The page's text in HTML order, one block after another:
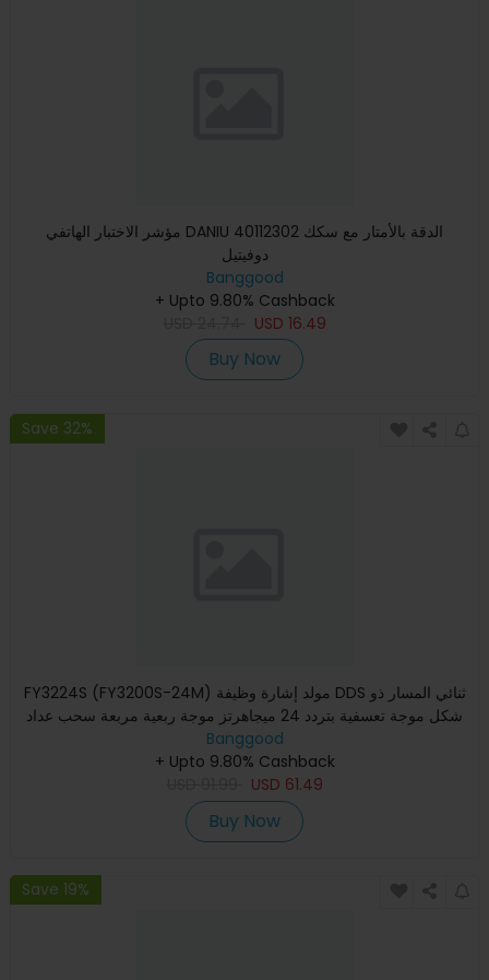
مؤشر الاختبار الهاتفي DANIU 40112302 الدقة بالأمتار مع سكك
دوفيتيل
Banggood
+ Upto 9.80% Cashback
USD 16.49
Buy Now
Save 32%
FY3224S (FY3200S-24M) مولد إشارة وظيفة DDS ثنائي المسار ذو
شكل موجة تعسفية بتردد 24 ميجاهرتز موجة ربعية مربعة سحب عداد
Banggood
+ Upto 9.80% Cashback
USD 61.49
Buy Now
Save 19%